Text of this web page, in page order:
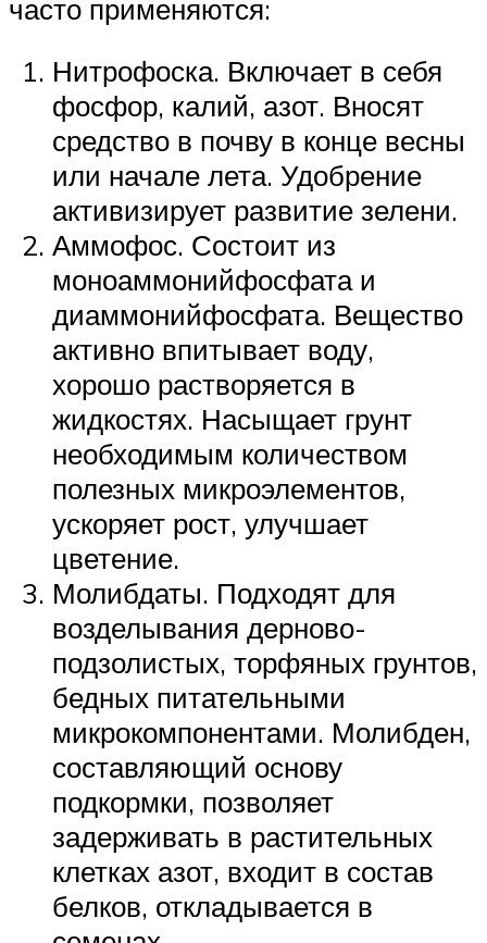
часто применяются:
Нитрофоска. Включает в себя
фосфор, калий, азот. Вносят
средство в почву в конце весны
или начале лета. Удобрение
активизирует развитие зелени.
Аммофос. Состоит из
моноаммонийфосфата и
диаммонийфосфата. Вещество
активно впитывает воду,
хорошо растворяется в
жидкостях. Насыщает грунт
необходимым количеством
полезных микроэлементов,
ускоряет рост, улучшает
цветение.
Молибдаты. Подходят для
возделывания дерново-
подзолистых, торфяных грунтов,
бедных питательными
микрокомпонентами. Молибден,
составляющий основу
подкормки, позволяет
задерживать в растительных
клетках азот, входит в состав
белков, откладывается в